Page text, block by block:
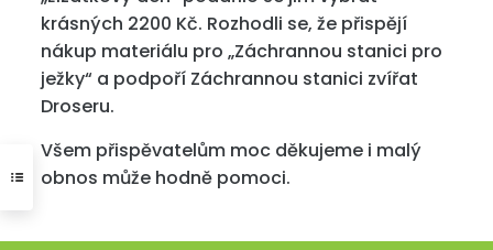
krásných 2200 Kč. Rozhodli se, že přispějí
nákup materiálu pro „Záchrannou stanici pro
ježky“ a podpoří Záchrannou stanici zvířat
Droseru.
Všem přispěvatelům moc děkujeme i malý
obnos může hodně pomoci.